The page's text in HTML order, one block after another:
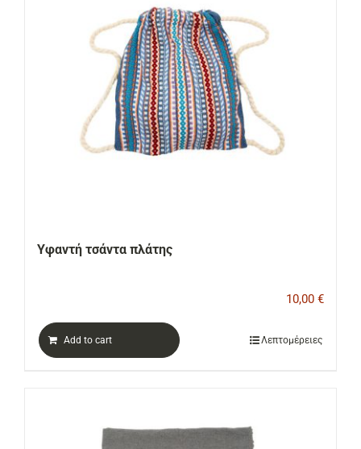
Υφαντή τσάντα πλάτης
10,00 €
Add to cart Λεπτομέρειες